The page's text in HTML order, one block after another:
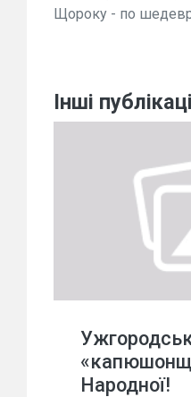
Щороку - по
Інші
Народної!